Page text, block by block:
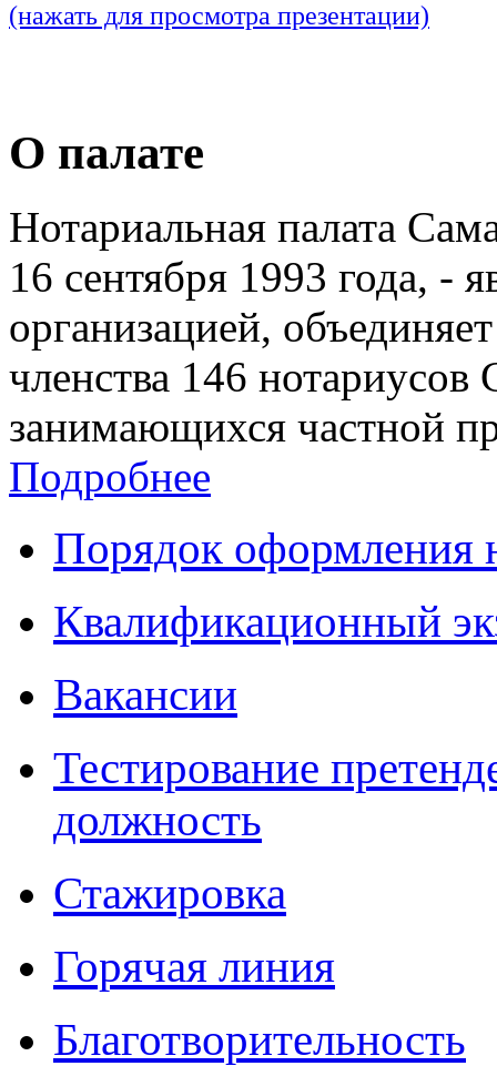
(нажать для просмотра презентации)
О палате
Нотариальная палата
16 сентября 1993 года, -
организацией,
членства 146 нотариусов
занимающихся частной
Подробнее
Порядок оформления
Квалификационный
Вакансии
Тестирование
должность
Стажировка
Горячая линия
Благотворительность